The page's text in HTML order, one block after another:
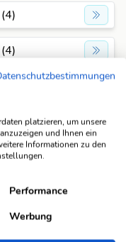
platzieren, um unsere
und Ihnen ein
Informationen zu den
Performance
Werbung